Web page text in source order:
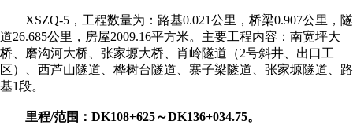
XSZQ-5，工程数量为：路基0.021公里，桥梁0.907公里，隧
道26.685公里，房屋2009.16平方米。主要工程内容：南宽坪大
桥、磨沟河大桥、张家塬大桥、肖岭隧道（2号斜井、出口工
区）、西芦山隧道、桦树台隧道、寨子梁隧道、张家塬隧道、路
基1段。
里程/范围：DK108+625～DK136+034.75。